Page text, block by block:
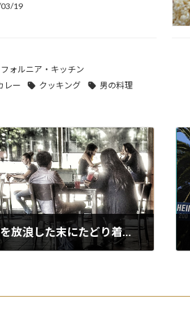
19
ォルニア・キッチン
レー クッキング 男の料理
電源難民が街中を放浪した末にたどり着くスタバにて